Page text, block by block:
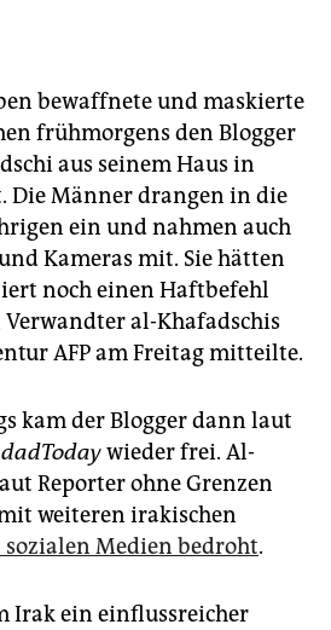
bewaffnete und maskierte
frühmorgens den Blogger
aus seinem Haus in
Die Männer drangen in die
ein und nahmen auch
Kameras mit. Sie hätten
noch einen Haftbefehl
al-Khafadschis
AFP am Freitag mitteilte.
kam der Blogger dann laut
wieder frei. Al-
Reporter ohne Grenzen
weiteren irakischen
Medien bedroht.
Irak ein einflussreicher